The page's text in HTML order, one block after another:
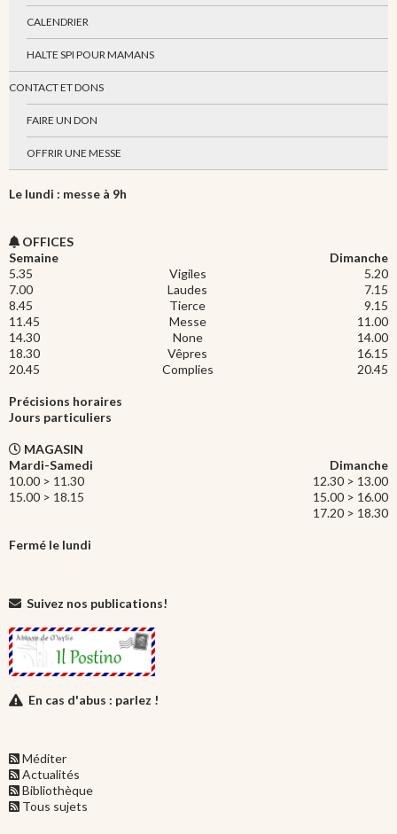
CALENDRIER
HALTE SPI POUR MAMANS
CONTACT ET DONS
FAIRE UN DON
OFFRIR UNE MESSE
Le lundi : messe à 9h
OFFICES
Semaine
Dimanche
5.35
Vigiles
5.20
7.00
Laudes
7.15
8.45
Tierce
9.15
11.45
Messe
11.00
14.30
None
14.00
18.30
Vêpres
16.15
20.45
Complies 20.45
Précisions horaires
Jours particuliers
MAGASIN
Mardi-Samedi
Dimanche
10.00 > 11.30
12.30 > 13.00
15.00 > 18.15
15.00 > 16.00
17.20 > 18.30
Fermé le lundi
Suivez nos publications!
En cas d'abus : parlez !
Méditer
Actualités
Bibliothèque
Tous sujets